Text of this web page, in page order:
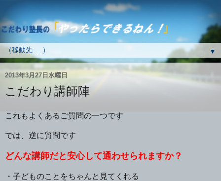
▼
2013年3月27日水曜日
こだわり講師陣
これもよくあるご質問の一つです
では、逆に質問です
どんな講師だと安心して通わせられますか？
・子どものことをちゃんと見てくれる